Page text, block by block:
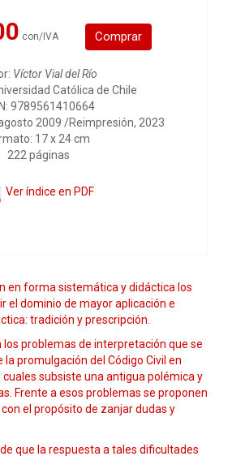
con/IVA Comprar
Víctor Vial del Río
Católica de Chile
9789561410664
2009 /Reimpresión, 2023
17 x 24 cm
222 páginas
Ver índice en PDF
en forma sistemática y didáctica los
el dominio de mayor aplicación e
tradición y prescripción.
problemas de interpretación que se
promulgación del Código Civil en
cuales subsiste una antigua polémica y
Frente a esos problemas se proponen
el propósito de zanjar dudas y
que la respuesta a tales dificultades